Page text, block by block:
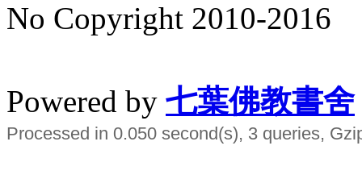
No Copyright 2010-2016
Powered by 七葉佛教書舍
Processed in 0.050 second(s), 3 queries,